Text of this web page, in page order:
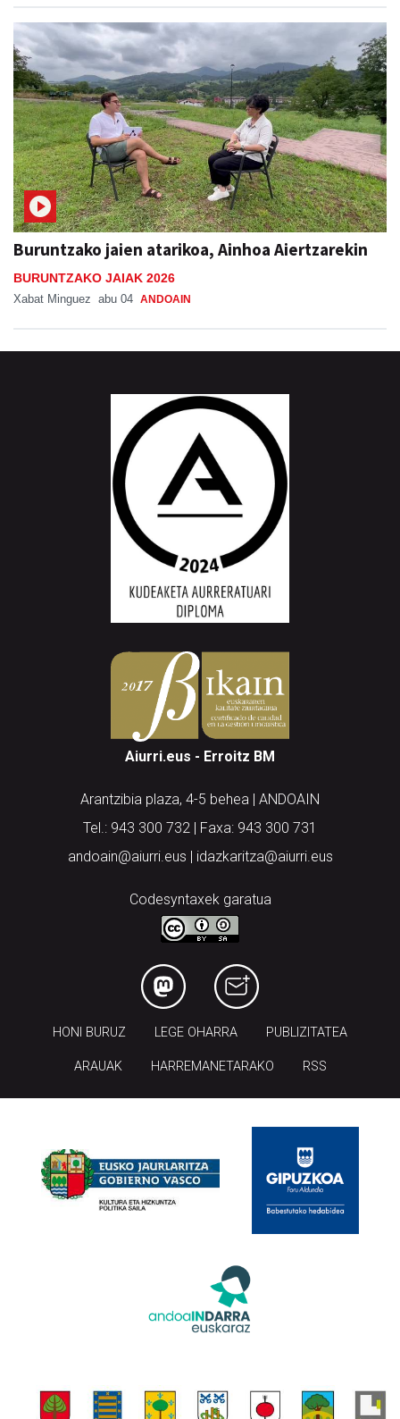
Buruntzako jaien atarikoa, Ainhoa Aiertzarekin
BURUNTZAKO JAIAK 2026
Xabat Minguez abu 04 ANDOAIN
Aiurri.eus - Erroitz BM
Arantzibia plaza, 4-5 behea | ANDOAIN
Tel.: 943 300 732 | Faxa: 943 300 731
andoain@aiurri.eus | idazkaritza@aiurri.eus
Codesyntaxek garatua
HONI BURUZ LEGE OHARRA PUBLIZITATEA
ARAUAK HARREMANETARAKO RSS